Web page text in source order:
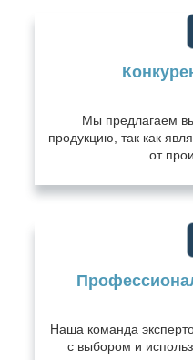
Мы предлагаем
продукцию, так как
от
Наша команда
с выбором и